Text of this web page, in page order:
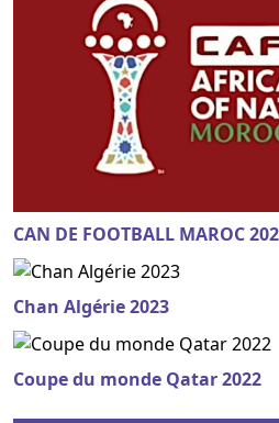
CAN DE FOOTBALL MAROC
Chan Algérie 2023
Coupe du monde Qatar 2022